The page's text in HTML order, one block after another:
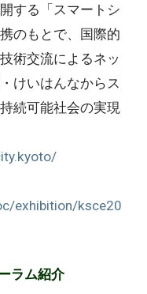
する「スマートシ
のもとで、国際的
術交流によるネッ
けいはんなからス
続可能社会の実現
exhibition/ksce20
ラム紹介